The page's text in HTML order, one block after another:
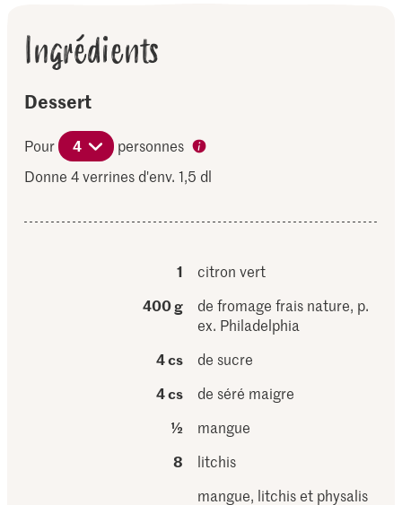
Ingrédients
Dessert
Pour 4
personnes
Donne 4 verrines d'env. 1,5 dl
1
citron vert
400 g
de fromage frais nature, p.
ex. Philadelphia
4 cs
de sucre
4 cs
de séré maigre
½
mangue
8
litchis
mangue, litchis et physalis